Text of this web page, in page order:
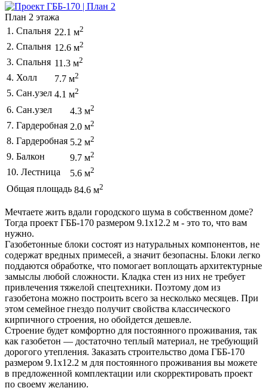
План 2 этажа
1. Спальня 22.1 м2
2. Спальня 12.6 м2
3. Спальня 11.3 м2
4. Холл 7.7 м2
5. Сан.узел 4.1 м2
6. Сан.узел 4.3 м2
7. Гардеробная 2.0 м2
8. Гардеробная 5.2 м2
9. Балкон 9.7 м2
10. Лестница 5.6 м2
Общая площадь 84.6 м2
Мечтаете жить вдали городского шума в собственном доме?
Тогда проект ГББ-170 размером 9.1х12.2 м - это то, что вам
нужно.
Газобетонные блоки состоят из натуральных компонентов, не
содержат вредных примесей, а значит безопасны. Блоки легко
поддаются обработке, что помогает воплощать архитектурные
замыслы любой сложности. Кладка стен из них не требует
привлечения тяжелой спецтехники. Поэтому дом из
газобетона можно построить всего за несколько месяцев. При
этом семейное гнездо получит свойства классического
кирпичного строения, но обойдется дешевле.
Строение будет комфортно для постоянного проживания, так
как газобетон — достаточно теплый материал, не требующий
дорогого утепления. Заказать строительство дома ГББ-170
размером 9.1х12.2 м для постоянного проживания вы можете
в предложенной комплектации или скорректировать проект
по своему желанию.